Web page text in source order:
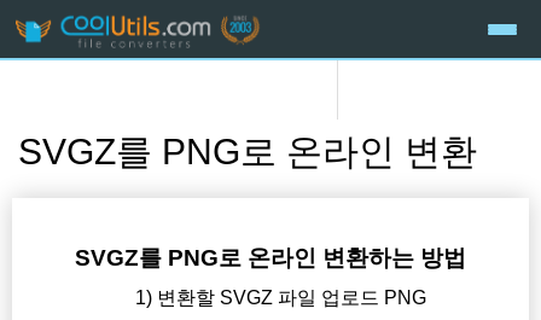
SVGZ를 PNG로 온라인 변환
SVGZ를 PNG로 온라인 변환하는 방법
1) 변환할 SVGZ 파일 업로드 PNG